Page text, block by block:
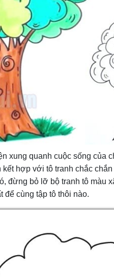
xung quanh cuộc sống của
hợp với tô tranh chắc
đừng bỏ lỡ bộ tranh tô màu
để cùng tập tô thôi nào.